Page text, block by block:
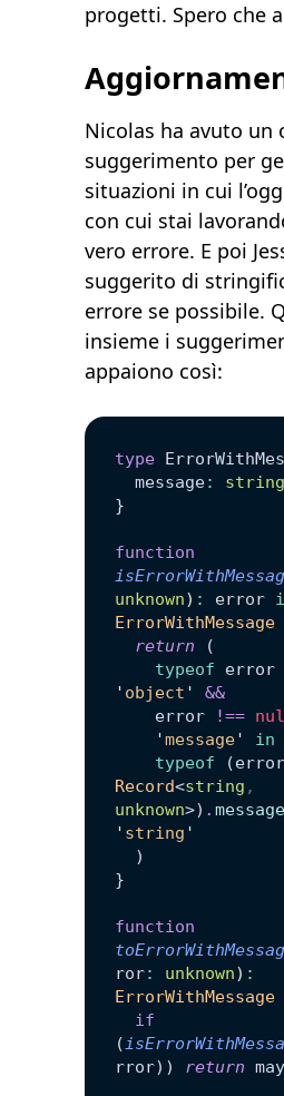
progetti. Spero che
Nicolas ha avuto un
suggerimento per
situazioni in cui
con cui stai
vero errore. E poi
suggerito di
errore se possibile.
insieme i
appaiono così:
type
  message
:
string
}
function
unknown) : error
ErrorWithMessage
  return
(
    typeof
' object '
&&
    error
!==
    '
message' in
    typeof
Record<string ,
unknown>) .message
' string '
  )
}
function
ror: unknown) :
ErrorWithMessage
  if
(
rror)) return